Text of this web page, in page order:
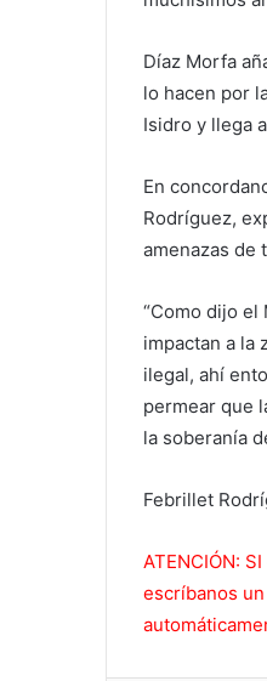
Díaz Morfa
lo hacen por
Isidro y llega
En
Rodríguez,
amenazas de
“Como dijo
impactan a la
ilegal, ahí
permear que
la soberanía
Febrillet
ATENCIÓN:
escríbanos